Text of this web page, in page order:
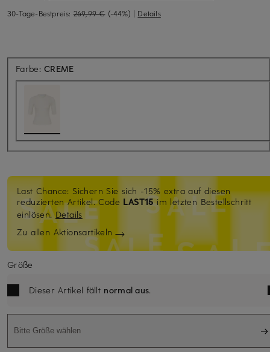
30-Tage-Bestpreis: 269,99 € (-44%) | Details
Farbe:CREME
Last Chance: Sichern Sie sich -15% extra auf diesen
reduzierten Artikel. Code LAST15im letzten Bestellschritt
einlösen.Details
Zu allen Aktionsartikeln
Größe
Dieser Artikel fällt normal aus.
Bitte Größe wählen